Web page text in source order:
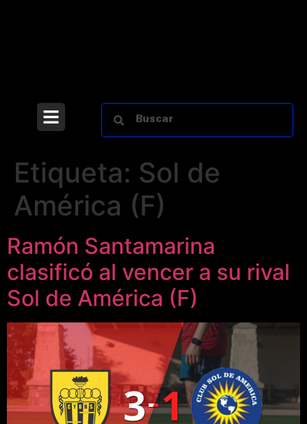
Etiqueta: Sol de
América (F)
Ramón Santamarina
clasificó al vencer a su rival
Sol de América (F)